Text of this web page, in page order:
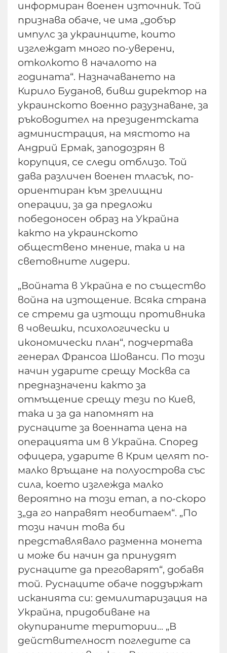
информиран военен източник. Той
признава обаче, че има „добър
импулс за украинците, които
изглеждат много по-уверени,
отколкото в началото на
годината“. Назначаването на
Кирило Буданов, бивш директор на
украинското военно разузнаване, за
ръководител на президентската
администрация, на мястото на
Андрий Ермак, заподозрян в
корупция, се следи отблизо. Той
дава различен военен тласък, по-
ориентиран към зрелищни
операции, за да предложи
победоносен образ на Украйна
както на украинското
обществено мнение, така и на
световните лидери.
„Войната в Украйна е по същество
война на изтощение. Всяка страна
се стреми да изтощи противника
в човешки, психологически и
икономически план“, подчертава
генерал Франсоа Шованси. По този
начин ударите срещу Москва са
предназначени както за
отмъщение срещу тези по Киев,
така и за да напомнят на
руснаците за военната цена на
операцията им в Украйна. Според
офицера, ударите в Крим целят по-
малко връщане на полуострова със
сила, което изглежда малко
вероятно на този етап, а по-скоро
з„да го направят необитаем“. „По
този начин това би
представлявало разменна монета
и може би начин да принудят
руснаците да преговарят“, добавя
той. Руснаците обаче поддържат
исканията си: демилитаризация на
Украйна, придобиване на
окупираните територии... „В
действителност погледите са